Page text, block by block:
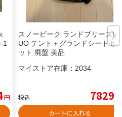
1
円
スノーピーク ランドブリーズD
UO テント＋グランドシートセ
ット 廃盤 美品
マイストア在庫： 2034
税込 7829
カートに入れる